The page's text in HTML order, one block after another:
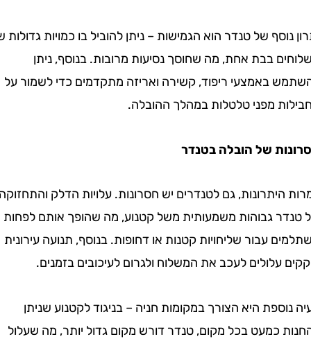
של טנדר הוא הגמישות – ניתן להוביל בו כמויות גדולות של
בבת אחת, מה שחוסך נסיעות מרובות. בנוסף, ניתן
באמצעי ריפוד, קשירה ואריזה מתקדמים כדי לשמור על
מפני טלטלות במהלך ההובלה.
של הובלה בטנדר
גם לטנדרים יש חסרונות. עלויות הדלק והתחזוקה
גבוהות משמעותית משל קטנוע, מה שהופך אותם לפחות
עבור שליחויות קטנות או דחופות. בנוסף, תנועה עירונית
עלולים לעכב את המשלוח ולגרום לעיכובים בזמנים.
היא הצורך במקומות חניה – בניגוד לקטנוע שניתן
כמעט בכל מקום, טנדר דורש מקום גדול יותר, מה שעלול